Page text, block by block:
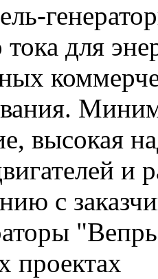
для
высокая
и
с
проектах